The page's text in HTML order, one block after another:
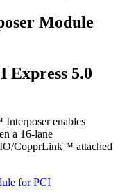
Module
Express 5.0
enables
a 16-lane
CopprLink™ attached
for PCI